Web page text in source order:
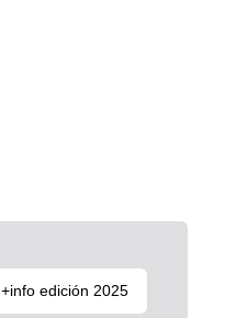
+info edición 2025